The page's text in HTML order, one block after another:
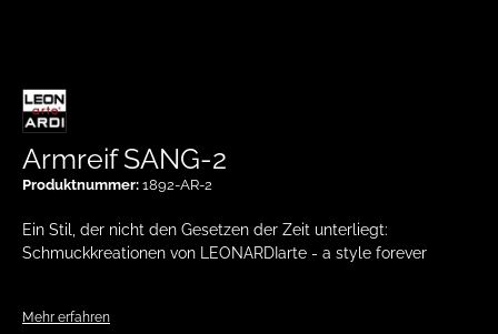
Ein Stil, der nicht den Gesetzen der Zeit unterliegt:
Schmuckkreationen von LEONARDIarte - a style forever
Mehr erfahren
Armreif SANG-2
Produktnummer: 1892-AR-2